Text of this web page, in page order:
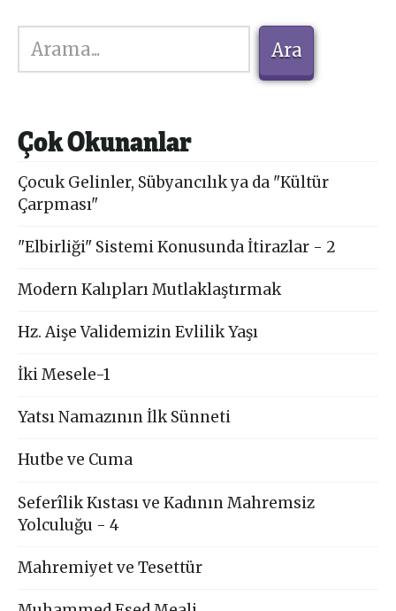
Ara
Ara
Çok Okunanlar
Çocuk Gelinler, Sübyancılık ya da "Kültür
Çarpması"
"Elbirliği" Sistemi Konusunda İtirazlar - 2
Modern Kalıpları Mutlaklaştırmak
Hz. Aişe Validemizin Evlilik Yaşı
İki Mesele-1
Yatsı Namazının İlk Sünneti
Hutbe ve Cuma
Seferîlik Kıstası ve Kadının Mahremsiz
Yolculuğu - 4
Mahremiyet ve Tesettür